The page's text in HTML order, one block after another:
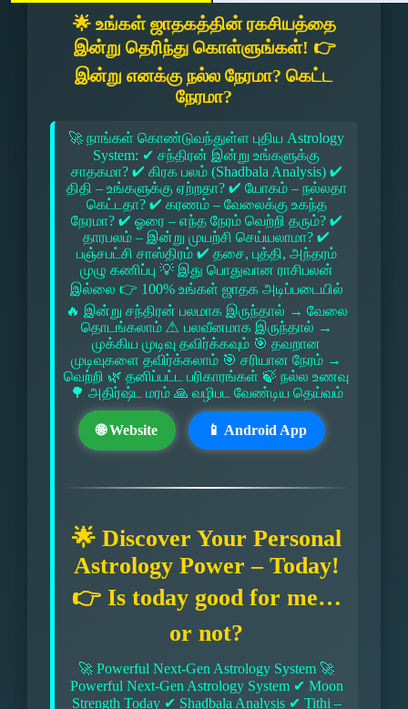
🌟 உங்கள் ஜாதகத்தின் ரகசியத்தை
இன்று தெரிந்து கொள்ளுங்கள்! 👉
இன்று எனக்கு நல்ல நேரமா? கெட்ட
நேரமா?
🚀 நாங்கள் கொண்டுவந்துள்ள புதிய Astrology
System: ✔ சந்திரன் இன்று உங்களுக்கு
சாதகமா? ✔ கிரக பலம் (Shadbala Analysis) ✔
திதி – உங்களுக்கு ஏற்றதா? ✔ யோகம் – நல்லதா
கெட்டதா? ✔ கரணம் – வேலைக்கு உகந்த
நேரமா? ✔ ஓரை – எந்த நேரம் வெற்றி தரும்? ✔
தாரபலம் – இன்று முயற்சி செய்யலாமா? ✔
பஞ்சபட்சி சாஸ்திரம் ✔ தசை, புத்தி, அந்தரம்
முழு கணிப்பு 💡 இது பொதுவான ராசிபலன்
இல்லை 👉 100% உங்கள் ஜாதக அடிப்படையில்
🔥 இன்று சந்திரன் பலமாக இருந்தால் → வேலை
தொடங்கலாம் ⚠ பலவீனமாக இருந்தால் →
முக்கிய முடிவு தவிர்க்கவும் 🎯 தவறான
முடிவுகளை தவிர்க்கலாம் 🎯 சரியான நேரம் →
வெற்றி 🌿 தனிப்பட்ட பரிகாரங்கள் 🍃 நல்ல உணவு
🌳 அதிர்ஷ்ட மரம் 🙏 வழிபட வேண்டிய தெய்வம்
🌐 Website 📱 Android App
🌟 Discover Your Personal
Astrology Power – Today!
👉 Is today good for me…
or not?
🚀 Powerful Next-Gen Astrology System 🚀
Powerful Next-Gen Astrology System ✔ Moon
Strength Today ✔ Shadbala Analysis ✔ Tithi –